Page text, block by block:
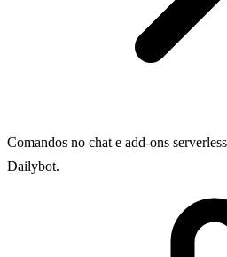
Comandos no chat e add-ons
Dailybot.